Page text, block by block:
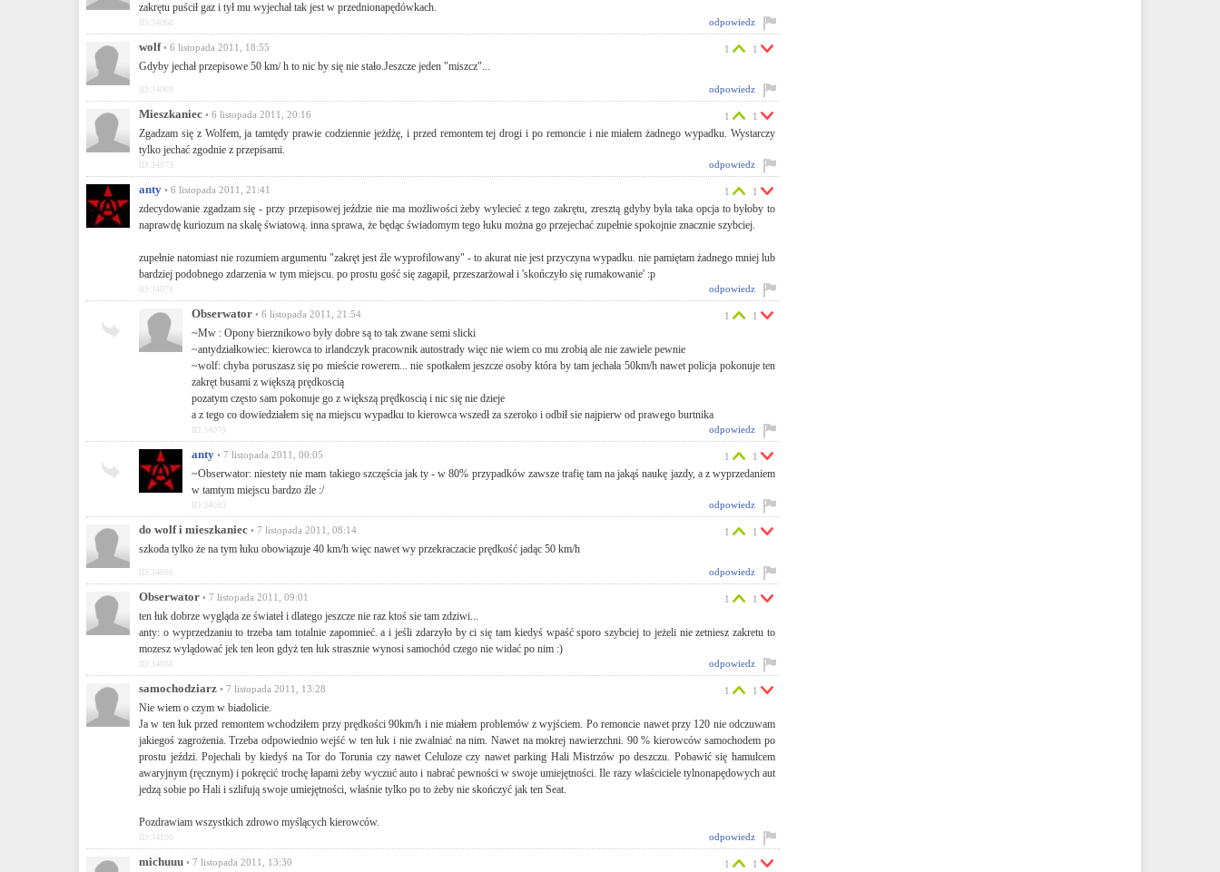
zakrętu puścił gaz i tył mu wyjechał tak jest w przednionapędówkach.
odpowiedz
ID:34068
wolf• 6 listopada 2011, 18:55
Gdyby jechał przepisowe 50 km/ h to nic by się nie stało.Jeszcze jeden "miszcz"...
1 1
odpowiedz
ID:34069
Mieszkaniec • 6 listopada 2011, 20:16
Zgadzam się z Wolfem, ja tamtędy prawie codziennie jeżdżę, i przed remontem tej drogi i po remoncie i nie miałem żadnego wypadku. Wystarczy
tylko jechać zgodnie z przepisami.
1 1
odpowiedz
ID:34073
anty • 6 listopada 2011, 21:41
zdecydowanie zgadzam się - przy przepisowej jeździe nie ma możliwości żeby wylecieć z tego zakrętu, zresztą gdyby była taka opcja to byłoby to
naprawdę kuriozum na skalę światową. inna sprawa, że będąc świadomym tego łuku można go przejechać zupełnie spokojnie znacznie szybciej.
zupełnie natomiast nie rozumiem argumentu "zakręt jest źle wyprofilowany" - to akurat nie jest przyczyna wypadku. nie pamiętam żadnego mniej lub
bardziej podobnego zdarzenia w tym miejscu. po prostu gość się zagapił, przeszarżował i 'skończyło się rumakowanie' :p
1 1
odpowiedz
ID:34078
Obserwator • 6 listopada 2011, 21:54
~Mw : Opony bierznikowo były dobre są to tak zwane semi slicki
~antydziałkowiec: kierowca to irlandczyk pracownik autostrady więc nie wiem co mu zrobią ale nie zawiele pewnie
~wolf: chyba poruszasz się po mieście rowerem... nie spotkałem jeszcze osoby która by tam jechała 50km/h nawet policja pokonuje ten
zakręt busami z większą prędkoscią
pozatym często sam pokonuje go z większą prędkoscią i nic się nie dzieje
a z tego co dowiedziałem się na miejscu wypadku to kierowca wszedł za szeroko i odbił sie najpierw od prawego burtnika
1 1
odpowiedz
ID:34079
anty • 7 listopada 2011, 00:05
~Obserwator: niestety nie mam takiego szczęścia jak ty - w 80% przypadków zawsze trafię tam na jakąś naukę jazdy, a z wyprzedaniem
w tamtym miejscu bardzo źle :/
1 1
odpowiedz
ID:34083
do wolf i mieszkaniec • 7 listopada 2011, 08:14
szkoda tylko że na tym łuku obowiązuje 40 km/h więc nawet wy przekraczacie prędkość jadąc 50 km/h
1 1
odpowiedz
ID:34086
Obserwator • 7 listopada 2011, 09:01
ten łuk dobrze wygląda ze świateł i dlatego jeszcze nie raz ktoś sie tam zdziwi...
anty: o wyprzedzaniu to trzeba tam totalnie zapomnieć. a i jeśli zdarzyło by ci się tam kiedyś wpaść sporo szybciej to jeżeli nie zetniesz zakretu to
mozesz wylądować jek ten leon gdyż ten łuk strasznie wynosi samochód czego nie widać po nim :)
1 1
odpowiedz
ID:34088
samochodziarz • 7 listopada 2011, 13:28
Nie wiem o czym w biadolicie.
Ja w ten łuk przed remontem wchodziłem przy prędkości 90km/h i nie miałem problemów z wyjściem. Po remoncie nawet przy 120 nie odczuwam
jakiegoś zagrożenia. Trzeba odpowiednio wejść w ten łuk i nie zwalniać na nim. Nawet na mokrej nawierzchni. 90 % kierowców samochodem po
prostu jeździ. Pojechali by kiedyś na Tor do Torunia czy nawet Celuloze czy nawet parking Hali Mistrzów po deszczu. Pobawić się hamulcem
awaryjnym (ręcznym) i pokręcić trochę łapami żeby wyczuć auto i nabrać pewności w swoje umiejętności. Ile razy właściciele tylnonapędowych aut
jedzą sobie po Hali i szlifują swoje umiejętności, właśnie tylko po to żeby nie skończyć jak ten Seat.
Pozdrawiam wszystkich zdrowo myślących kierowców.
1 1
odpowiedz
ID:34100
michuuu • 7 listopada 2011, 13:30 1 1